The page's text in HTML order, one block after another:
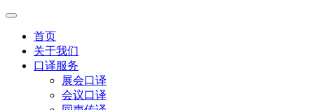
首页
关于我们
口译服务
展会口译
会议口译